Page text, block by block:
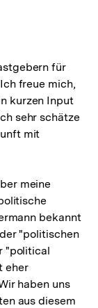
für
freue mich,
kurzen Input
sehr schätze
mit
meine
bekannt
"politischen
"political
eher
haben uns
aus diesem